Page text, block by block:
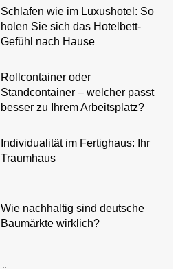
Schlafen wie im Luxushotel: So
holen Sie sich das Hotelbett-
Gefühl nach Hause
Rollcontainer oder
Standcontainer – welcher passt
besser zu Ihrem Arbeitsplatz?
Individualität im Fertighaus: Ihr
Traumhaus
Wie nachhaltig sind deutsche
Baumärkte wirklich?